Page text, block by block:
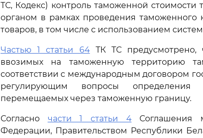
ТС, Кодекс) контроль таможенной
органом в рамках проведения таможенного
товаров, в том числе с использованием
Частью 1 статьи 64ТК ТС предусмотрено,
ввозимых на таможенную территорию
соответствии с международным договором
регулирующим вопросы определения
перемещаемых через таможенную границу.
Согласно части 1 статьи 4Соглашения
Федерации, Правительством Республики